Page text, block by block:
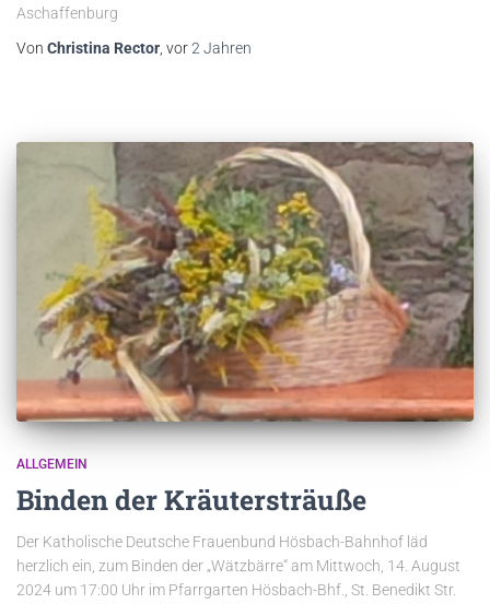
Aschaffenburg
Von Christina Rector, vor2 Jahren
ALLGEMEIN
Binden der Kräutersträuße
Der Katholische Deutsche Frauenbund Hösbach-Bahnhof läd
herzlich ein, zum Binden der „Wätzbärre“ am Mittwoch, 14. August
2024 um 17:00 Uhr im Pfarrgarten Hösbach-Bhf., St. Benedikt Str.